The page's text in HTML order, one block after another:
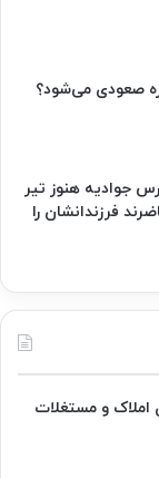
صعودی می‌شود؟
برخی مدارس جوادیه هنوز تیر
فرزندانشان را
املاک و مستغلات